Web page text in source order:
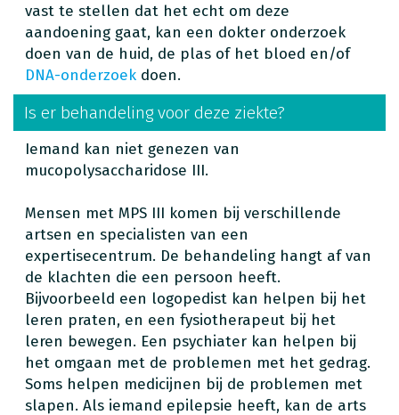
vast te stellen dat het echt om deze
aandoening gaat, kan een dokter onderzoek
doen van de huid, de plas of het bloed en/of
DNA-onderzoek doen.
Is er behandeling voor deze ziekte?
Iemand kan niet genezen van
mucopolysaccharidose III.
Mensen met MPS III komen bij verschillende
artsen en specialisten van een
expertisecentrum. De behandeling hangt af van
de klachten die een persoon heeft.
Bijvoorbeeld een logopedist kan helpen bij het
leren praten, en een fysiotherapeut bij het
leren bewegen. Een psychiater kan helpen bij
het omgaan met de problemen met het gedrag.
Soms helpen medicijnen bij de problemen met
slapen. Als iemand epilepsie heeft, kan de arts